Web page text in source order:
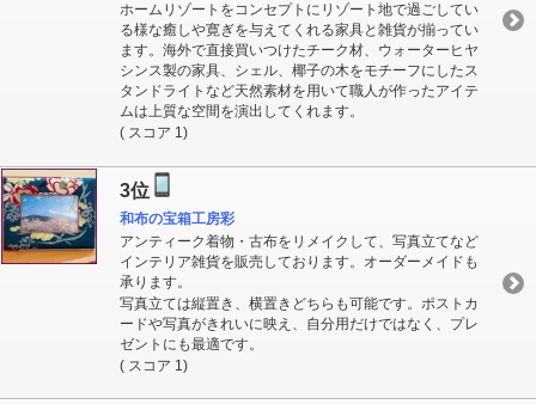
ホームリゾートをコンセプトにリゾート地で過ごしてい
る様な癒しや寛ぎを与えてくれる家具と雑貨が揃ってい
ます。海外で直接買いつけたチーク材、ウォーターヒヤ
シンス製の家具、シェル、椰子の木をモチーフにしたス
タンドライトなど天然素材を用いて職人が作ったアイテ
ムは上質な空間を演出してくれます。
( スコア 1)
3位
和布の宝箱工房彩
アンティーク着物・古布をリメイクして、写真立てなど
インテリア雑貨を販売しております。オーダーメイドも
承ります。
写真立ては縦置き、横置きどちらも可能です。ポストカ
ードや写真がきれいに映え、自分用だけではなく、プレ
ゼントにも最適です。
( スコア 1)